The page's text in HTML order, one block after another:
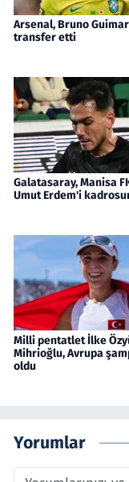
Arsenal, Bruno
transfer etti
Galatasaray, Manisa
Umut Erdem'i
Milli pentatlet İlke
Mihrioğlu, Avrupa
oldu
Yorumlar